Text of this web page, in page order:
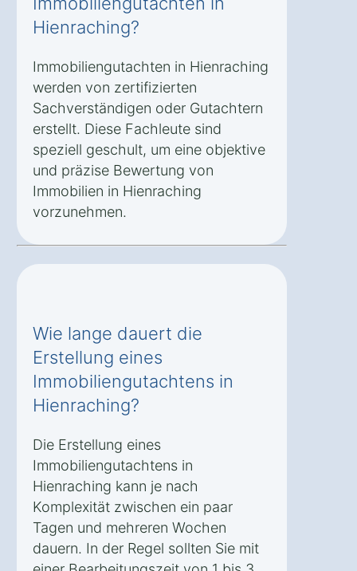
Hienraching?
Immobiliengutachten in Hienraching
werden von zertifizierten
Sachverständigen oder Gutachtern
erstellt. Diese Fachleute sind
speziell geschult, um eine objektive
und präzise Bewertung von
Immobilien in Hienraching
vorzunehmen.
Wie lange dauert die
Erstellung eines
Immobiliengutachtens in
Hienraching?
Die Erstellung eines
Immobiliengutachtens in
Hienraching kann je nach
Komplexität zwischen ein paar
Tagen und mehreren Wochen
dauern. In der Regel sollten Sie mit